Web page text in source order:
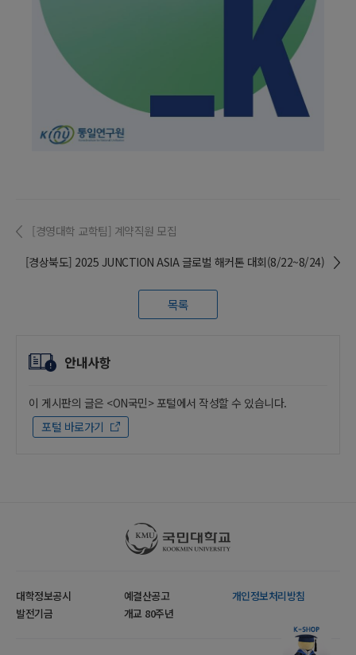
[경영대학 교학팀] 계약직원 모집
[경상북도] 2025 JUNCTION ASIA 글로벌 해커톤 대회(8/22~8/24)
목록
안내사항
이 게시판의 글은 <ON국민> 포털에서 작성할 수 있습니다.
포털 바로가기
국민대학교
대학정보공시 예결산공고
개인정보처리방침
발전기금
개교 80주년